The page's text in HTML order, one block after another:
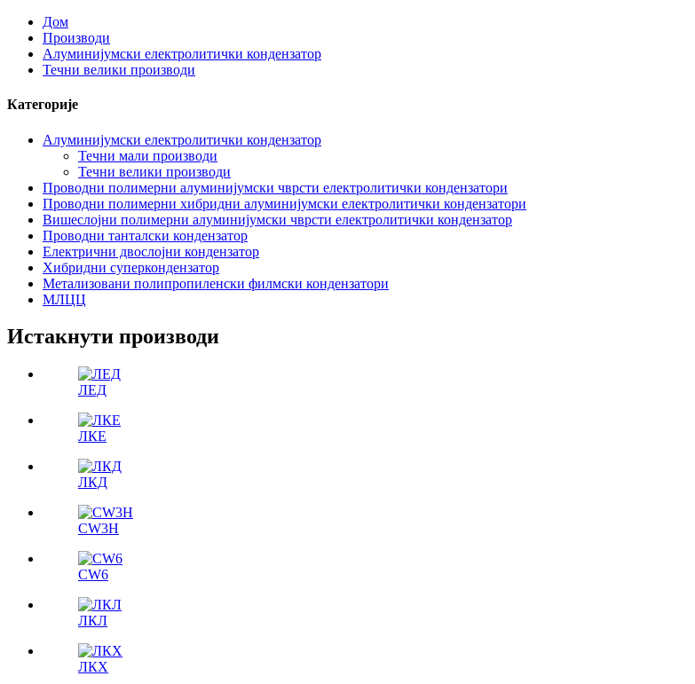
Дом
Производи
Алуминијумски електролитички кондензатор
Течни велики производи
Категорије
Алуминијумски електролитички кондензатор
Течни мали производи
Течни велики производи
Проводни полимерни алуминијумски чврсти електролитички кондензатори
Проводни полимерни хибридни алуминијумски електролитички кондензатори
Вишеслојни полимерни алуминијумски чврсти електролитички кондензатор
Проводни танталски кондензатор
Електрични двослојни кондензатор
Хибридни суперкондензатор
Метализовани полипропиленски филмски кондензатори
МЛЦЦ
Истакнути производи
ЛЕД
ЛКЕ
ЛКД
CW3H
CW6
ЛКЛ
ЛКX